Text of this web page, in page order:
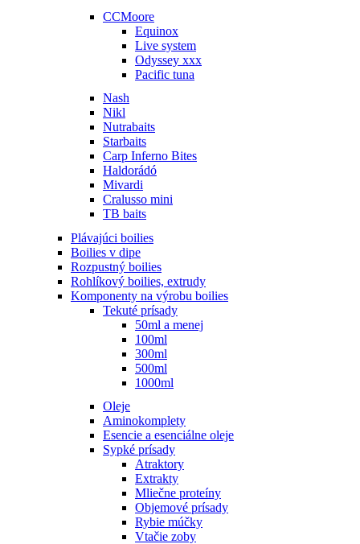
CCMoore
Equinox
Live system
Odyssey xxx
Pacific tuna
Nash
Nikl
Nutrabaits
Starbaits
Carp Inferno Bites
Haldorádó
Mivardi
Cralusso mini
TB baits
Plávajúci boilies
Boilies v dipe
Rozpustný boilies
Rohlíkový boilies, extrudy
Komponenty na výrobu boilies
Tekuté prísady
50ml a menej
100ml
300ml
500ml
1000ml
Oleje
Aminokomplety
Esencie a esenciálne oleje
Sypké prísady
Atraktory
Extrakty
Mliečne proteíny
Objemové prísady
Rybie múčky
Vtačie zoby